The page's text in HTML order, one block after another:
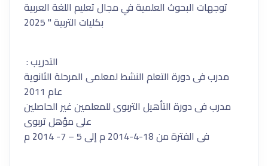
توجهات البحوث العلمية في مجال تعليم اللغة العربية
بكليات التربية " 2025
التدريب :
مدرب فى دورة التعلم النشط لمعلمى المرحلة الثانوية
عام 2011
مدرب فى دورة التأهيل التربوى للمعلمين غير الحاصلين
على مؤهل تربوى
فى الفترة من 18-4-2014 م إلى 5 – 7- 2014 م